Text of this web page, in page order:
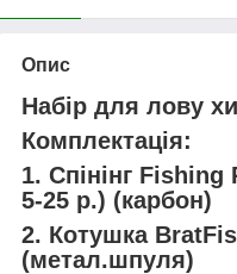
Опис
Набір для лову
Комплектація:
1. Спінінг Fishing
5-25 р.) (карбон)
2. Котушка
(метал.шпуля)